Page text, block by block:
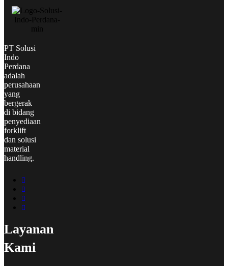
PT Solusi
Indo
Perdana
adalah
perusahaan
yang
bergerak
di bidang
penyediaan
forklift
dan solusi
material
handling.
Layanan
Kami